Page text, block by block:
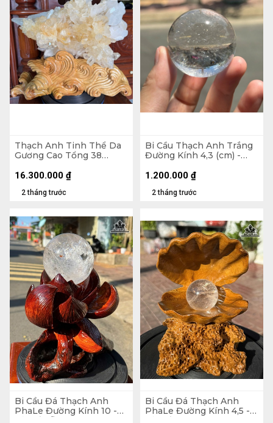
Thạch Anh Tinh Thể Da
Gương Cao Tổng 38
2 tháng trước
16.300.000 ₫
Bi Cầu Thạch Anh Trắng
Đường Kính 4,3 (cm) -
2 tháng trước
1.200.000 ₫
Bi Cầu Đá Thạch Anh
PhaLe Đường Kính 10 -
Bi Cầu Đá Thạch Anh
PhaLe Đường Kính 4,5 -